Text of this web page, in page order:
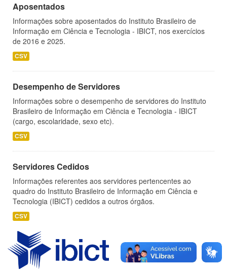
Aposentados
Informações sobre aposentados do Instituto Brasileiro de
Informação em Ciência e Tecnologia - IBICT, nos exercícios
de 2016 e 2025.
CSV
Desempenho de Servidores
Informações sobre o desempenho de servidores do Instituto
Brasileiro de Informação em Ciência e Tecnologia - IBICT
(cargo, escolaridade, sexo etc).
CSV
Servidores Cedidos
Informações referentes aos servidores pertencentes ao
quadro do Instituto Brasileiro de Informação em Ciência e
Tecnologia (IBICT) cedidos a outros órgãos.
CSV